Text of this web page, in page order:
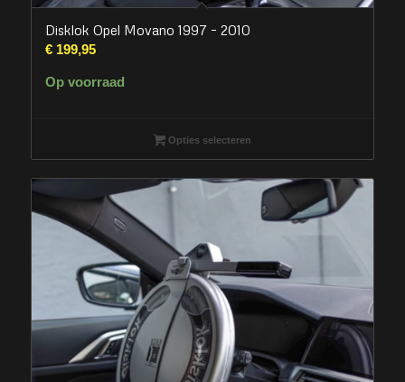
Disklok Opel Movano 1997 – 2010
€199,95
Op voorraad
Opties selecteren